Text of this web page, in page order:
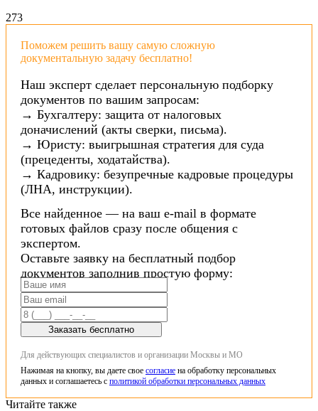
273
Поможем решить вашу самую сложную
документальную задачу бесплатно!
Наш эксперт сделает персональную подборку
документов по вашим запросам:
→ Бухгалтеру: защита от налоговых
доначислений (акты сверки, письма).
→ Юристу: выигрышная стратегия для суда
(прецеденты, ходатайства).
→ Кадровику: безупречные кадровые процедуры
(ЛНА, инструкции).
Все найденное — на ваш e-mail в формате
готовых файлов сразу после общения с
экспертом.
Оставьте заявку на бесплатный подбор
документов заполнив простую форму:
Заказать бесплатно
Для действующих специалистов и организации Москвы и МО
Нажимая на кнопку, вы даете свое согласие на обработку персональных
данных и соглашаетесь с политикой обработки персональных данных
Читайте также